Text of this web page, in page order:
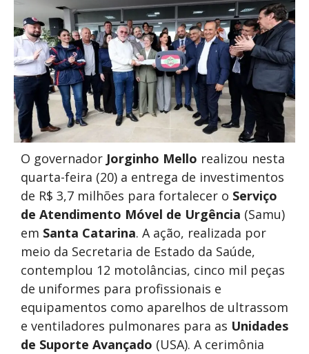
O governador Jorginho Mello realizou nesta
quarta-feira (20) a entrega de investimentos
de R$ 3,7 milhões para fortalecer o Serviço
de Atendimento Móvel de Urgência (Samu)
em Santa Catarina. A ação, realizada por
meio da Secretaria de Estado da Saúde,
contemplou 12 motolâncias, cinco mil peças
de uniformes para profissionais e
equipamentos como aparelhos de ultrassom
e ventiladores pulmonares para as Unidades
de Suporte Avançado (USA). A cerimônia